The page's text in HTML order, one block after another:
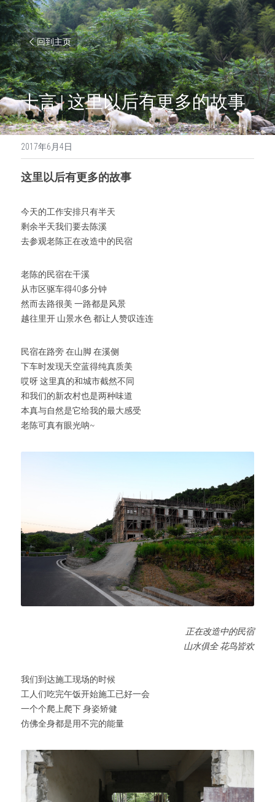
回到主页
十言 | 这里以后有更多的故事
2017年6月4日
这里以后有更多的故事
今天的工作安排只有半天
剩余半天我们要去陈溪
去参观老陈正在改造中的民宿
老陈的民宿在干溪
从市区驱车得40多分钟
然而去路很美 一路都是风景
越往里开 山景水色 都让人赞叹连连
民宿在路旁 在山脚 在溪侧
下车时发现天空蓝得纯真质美
哎呀 这里真的和城市截然不同
和我们的新农村也是两种味道
本真与自然是它给我的最大感受
老陈可真有眼光呐~
正在改造中的民宿
山水俱全 花鸟皆欢
我们到达施工现场的时候
工人们吃完午饭开始施工已好一会
一个个爬上爬下 身姿矫健
仿佛全身都是用不完的能量